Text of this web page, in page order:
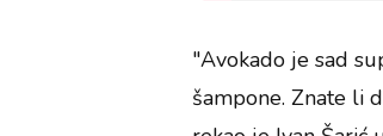
"Avokado je sad
šampone. Znate li